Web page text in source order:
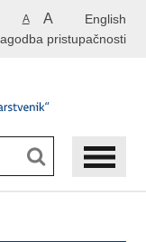
English
A A
pristupačnosti